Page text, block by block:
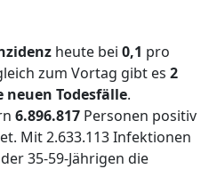
heute bei 0,1 pro
zum Vortag gibt es 2
neuen Todesfälle.
6.896.817 Personen positiv
Mit 2.633.113 Infektionen
35-59-Jährigen die